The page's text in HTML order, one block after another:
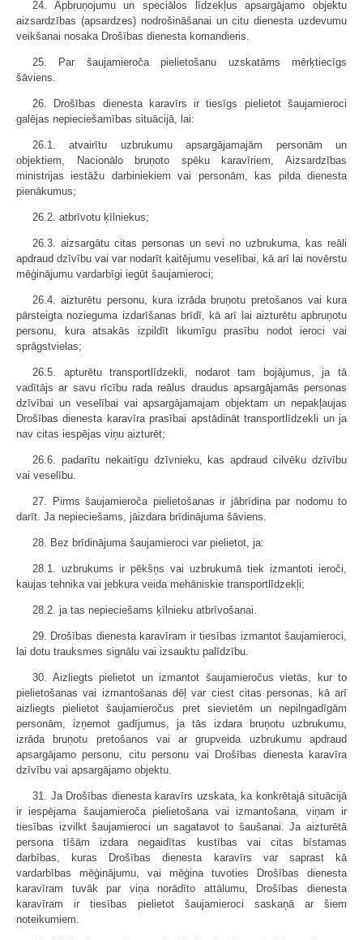
24. Apbruņojumu un speciālos līdzekļus apsargājamo objektu
aizsardzības (apsardzes) nodrošināšanai un citu dienesta uzdevumu
veikšanai nosaka Drošības dienesta komandieris.
25. Par šaujamieroča pielietošanu uzskatāms mērķtiecīgs
šāviens.
26. Drošības dienesta karavīrs ir tiesīgs pielietot šaujamieroci
galējas nepieciešamības situācijā, lai:
26.1. atvairītu uzbrukumu apsargājamajām personām un
objektiem, Nacionālo bruņoto spēku karavīriem, Aizsardzības
ministrijas iestāžu darbiniekiem vai personām, kas pilda dienesta
pienākumus;
26.2. atbrīvotu ķīlniekus;
26.3. aizsargātu citas personas un sevi no uzbrukuma, kas reāli
apdraud dzīvību vai var nodarīt kaitējumu veselībai, kā arī lai novērstu
mēģinājumu vardarbīgi iegūt šaujamieroci;
26.4. aizturētu personu, kura izrāda bruņotu pretošanos vai kura
pārsteigta nozieguma izdarīšanas brīdī, kā arī lai aizturētu apbruņotu
personu, kura atsakās izpildīt likumīgu prasību nodot ieroci vai
sprāgstvielas;
26.5. apturētu transportlīdzekli, nodarot tam bojājumus, ja tā
vadītājs ar savu rīcību rada reālus draudus apsargājamās personas
dzīvībai un veselībai vai apsargājamajam objektam un nepakļaujas
Drošības dienesta karavīra prasībai apstādināt transportlīdzekli un ja
nav citas iespējas viņu aizturēt;
26.6. padarītu nekaitīgu dzīvnieku, kas apdraud cilvēku dzīvību
vai veselību.
27. Pirms šaujamieroča pielietošanas ir jābrīdina par nodomu to
darīt. Ja nepieciešams, jāizdara brīdinājuma šāviens.
28. Bez brīdinājuma šaujamieroci var pielietot, ja:
28.1. uzbrukums ir pēkšņs vai uzbrukumā tiek izmantoti ieroči,
kaujas tehnika vai jebkura veida mehāniskie transportlīdzekļi;
28.2. ja tas nepieciešams ķīlnieku atbrīvošanai.
29. Drošības dienesta karavīram ir tiesības izmantot šaujamieroci,
lai dotu trauksmes signālu vai izsauktu palīdzību.
30. Aizliegts pielietot un izmantot šaujamieročus vietās, kur to
pielietošanas vai izmantošanas dēļ var ciest citas personas, kā arī
aizliegts pielietot šaujamieročus pret sievietēm un nepilngadīgām
personām, izņemot gadījumus, ja tās izdara bruņotu uzbrukumu,
izrāda bruņotu pretošanos vai ar grupveida uzbrukumu apdraud
apsargājamo personu, citu personu vai Drošības dienesta karavīra
dzīvību vai apsargājamo objektu.
31. Ja Drošības dienesta karavīrs uzskata, ka konkrētajā situācijā
ir iespējama šaujamieroča pielietošana vai izmantošana, viņam ir
tiesības izvilkt šaujamieroci un sagatavot to šaušanai. Ja aizturētā
persona tīšām izdara negaidītas kustības vai citas bīstamas
darbības, kuras Drošības dienesta karavīrs var saprast kā
vardarbības mēģinājumu, vai mēģina tuvoties Drošības dienesta
karavīram tuvāk par viņa norādīto attālumu, Drošības dienesta
karavīram ir tiesības pielietot šaujamieroci saskaņā ar šiem
noteikumiem.